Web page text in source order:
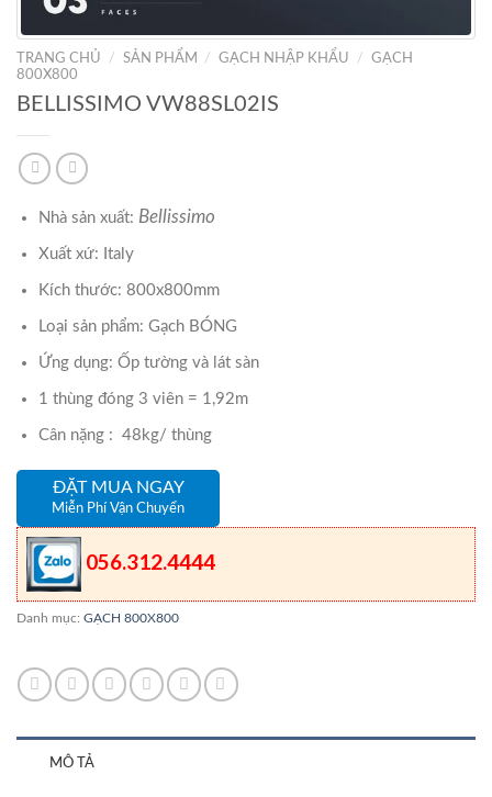
TRANG CHỦ / SẢN PHẨM / GẠCH NHẬP KHẨU /
GẠCH
800X800
BELLISSIMO VW88SL02IS
Nhà sản xuất: Bellissimo
Xuất xứ: Italy
Kích thước: 800x800mm
Loại sản phẩm: Gạch BÓNG
Ứng dụng: Ốp tường và lát sàn
1 thùng đóng 3 viên = 1,92m
Cân nặng : 48kg/ thùng
ĐẶT MUA NGAY
Miễn Phí Vận Chuyển
056.312.4444
Danh mục: GẠCH 800X800
MÔ TẢ